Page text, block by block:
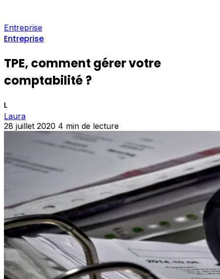
Entreprise
Entreprise
TPE, comment gérer votre
comptabilité ?
L
Laura
28 juillet 2020 4 min de lecture